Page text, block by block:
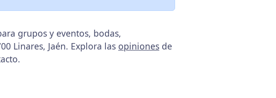
grupos y eventos, bodas,
Linares, Jaén. Explora las opiniones de